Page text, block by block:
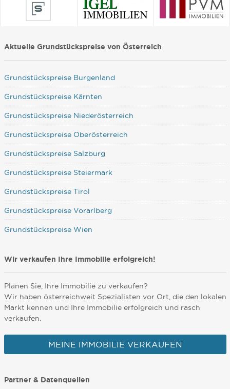
Aktuelle Grundstückspreise von Österreich
Grundstückspreise Burgenland
Grundstückspreise Kärnten
Grundstückspreise Niederösterreich
Grundstückspreise Oberösterreich
Grundstückspreise Salzburg
Grundstückspreise Steiermark
Grundstückspreise Tirol
Grundstückspreise Vorarlberg
Grundstückspreise Wien
Wir verkaufen Ihre Immobilie erfolgreich!
Planen Sie, Ihre Immobilie zu verkaufen?
Wir haben österreichweit Spezialisten vor Ort, die den lokalen
Markt kennen und Ihre Immobilie erfolgreich und rasch
verkaufen.
MEINE IMMOBILIE VERKAUFEN
Partner & Datenquellen